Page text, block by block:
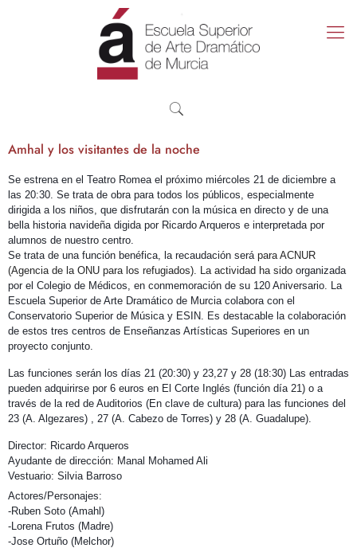
Amhal y los visitantes de la noche
Se estrena en el Teatro Romea el próximo miércoles 21 de diciembre a
las 20:30. Se trata de obra para todos los públicos, especialmente
dirigida a los niños, que disfrutarán con la música en directo y de una
bella historia navideña digida por Ricardo Arqueros e interpretada por
alumnos de nuestro centro.
Se trata de una función benéfica, la recaudación será para ACNUR
(Agencia de la ONU para los refugiados). La actividad ha sido organizada
por el Colegio de Médicos, en conmemoración de su 120 Aniversario. La
Escuela Superior de Arte Dramático de Murcia colabora con el
Conservatorio Superior de Música y ESIN. Es destacable la colaboración
de estos tres centros de Enseñanzas Artísticas Superiores en un
proyecto conjunto.
Las funciones serán los días 21 (20:30) y 23,27 y 28 (18:30) Las entradas
pueden adquirirse por 6 euros en El Corte Inglés (función día 21) o a
través de la red de Auditorios (En clave de cultura) para las funciones del
23 (A. Algezares) , 27 (A. Cabezo de Torres) y 28 (A. Guadalupe).
Director: Ricardo Arqueros
Ayudante de dirección: Manal Mohamed Ali
Vestuario: Silvia Barroso
Actores/Personajes:
-Ruben Soto (Amahl)
-Lorena Frutos (Madre)
-Jose Ortuño (Melchor)